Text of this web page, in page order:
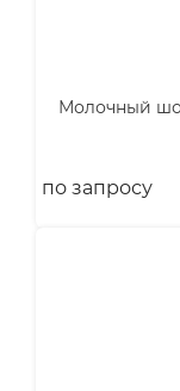
Молочный
по запросу